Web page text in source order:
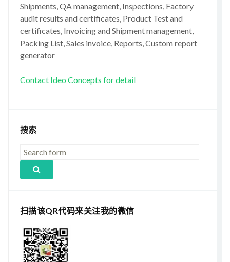
Shipments, QA management, Inspections, Factory
audit results and certificates, Product Test and
certificates, Invoicing and Shipment management,
Packing List, Sales invoice, Reports, Custom report
generator
Contact Ideo Concepts for detail
搜索
扫描该QR代码来关注我的微信